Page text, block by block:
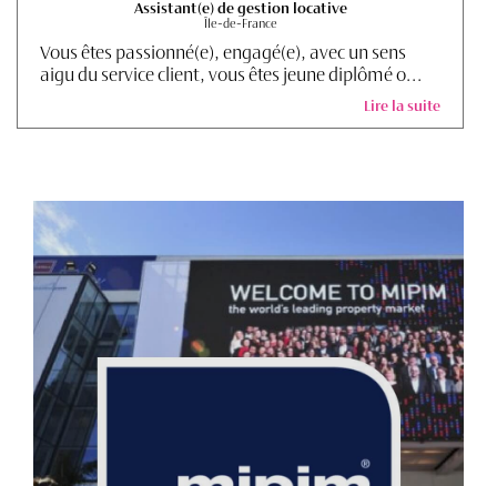
Assistant(e) de gestion locative
Île-de-France
Vous êtes passionné(e), engagé(e), avec un sens
aigu du service client, vous êtes jeune diplômé o...
Lire la suite